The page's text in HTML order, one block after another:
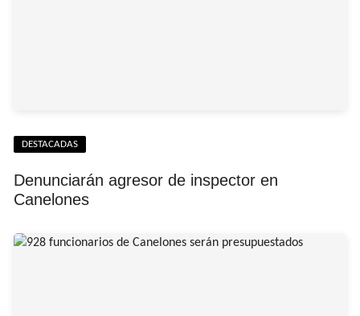
DESTACADAS
Denunciarán agresor de inspector en
Canelones